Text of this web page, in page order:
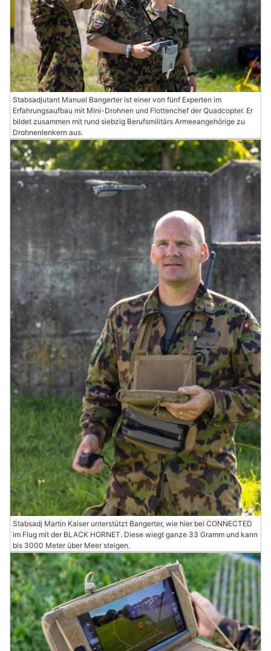
Stabsadjutant Manuel Bangerter ist einer von fünf Experten im
Erfahrungsaufbau mit Mini-Drohnen und Flottenchef der Quadcopter. Er
bildet zusammen mit rund siebzig Berufsmilitärs Armeeangehörige zu
Drohnenlenkern aus.
Stabsadj Martin Kaiser unterstützt Bangerter, wie hier bei CONNECTED
im Flug mit der BLACK HORNET. Diese wiegt ganze 33 Gramm und kann
bis 3000 Meter über Meer steigen.